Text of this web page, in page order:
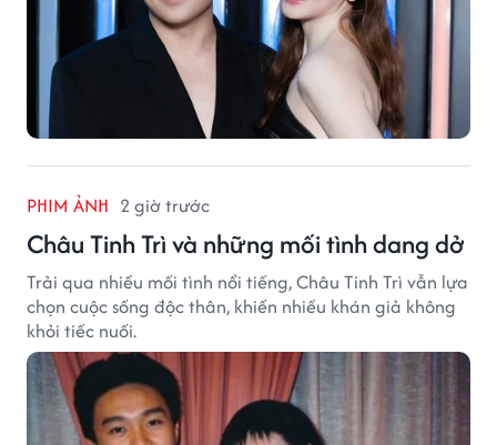
PHIM ẢNH 2 giờ trước
Châu Tinh Trì và những mối tình dang dở
Trải qua nhiều mối tình nổi tiếng, Châu Tinh Trì vẫn lựa
chọn cuộc sống độc thân, khiến nhiều khán giả không
khỏi tiếc nuối.